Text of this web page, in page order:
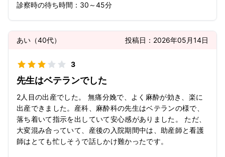
診察時の待ち時間： 30～45分
あい （40代） 投稿日： 2026年05月14日
3
先生はベテランでした
2人目の出産でした。 無痛分娩で、よく麻酔が効き、楽に
出産できました。産科、麻酔科の先生はベテランの様で、
落ち着いて指示を出していて安心感がありました。 ただ、
大変混み合っていて、産後の入院期間中は、助産師と看護
師はとても忙しそうで話しかけ難かったです。